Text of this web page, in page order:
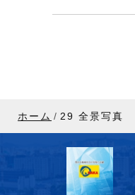
ホーム 29 全景写真